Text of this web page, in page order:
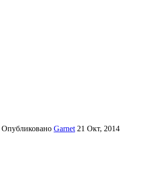
Опубликовано Garnet 21 Окт, 2014